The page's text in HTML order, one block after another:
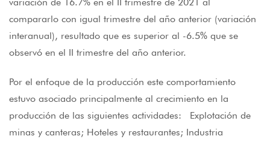
compararlo con igual trimestre del año anterior (variación
interanual), resultado que es superior al -6.5% que se
observó en el II trimestre del año anterior.
Por el enfoque de la producción este comportamiento
estuvo asociado principalmente al crecimiento en la
producción de las siguientes actividades: Explotación de
minas y canteras; Hoteles y restaurantes; Industria